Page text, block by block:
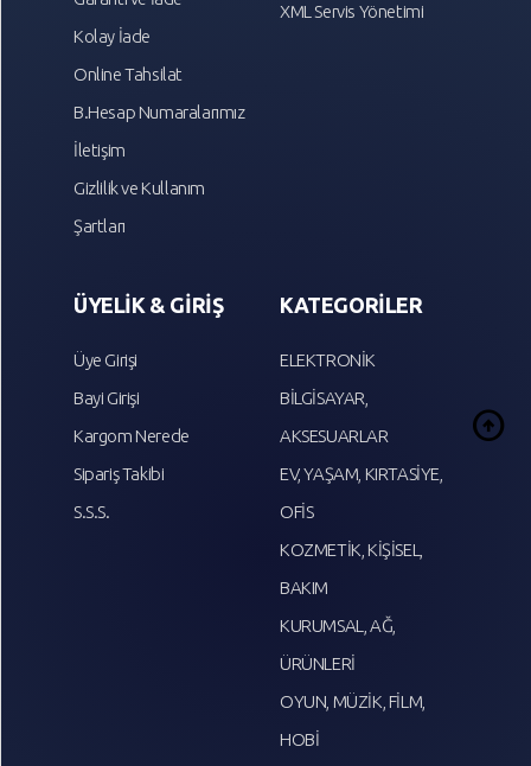
Kolay İade
Online Tahsilat
B.Hesap Numaralarımız
İletişim
Gizlilik ve Kullanım
Şartları
XML Servis Yönetimi
ÜYELİK & GİRİŞ
Üye Girişi
Bayi Girişi
Kargom Nerede
Sipariş Takibi
S.S.S.
KATEGORİLER
ELEKTRONİK
BİLGİSAYAR,
AKSESUARLAR
EV, YAŞAM, KIRTASİYE,
OFİS
KOZMETİK, KİŞİSEL,
BAKIM
KURUMSAL, AĞ,
ÜRÜNLERİ
OYUN, MÜZİK, FİLM,
HOBİ
arrow_circle_up